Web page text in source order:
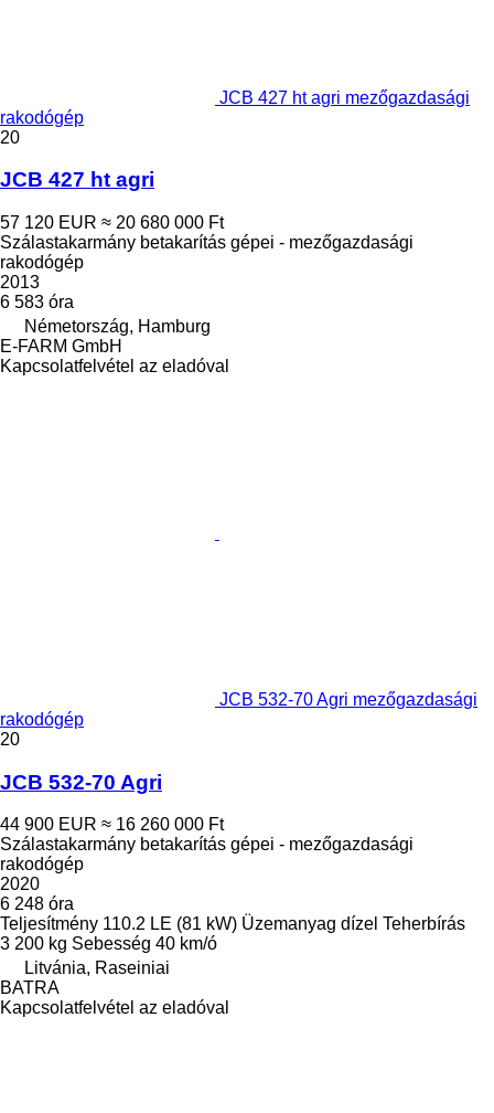
JCB 427 ht agri mezőgazdasági
rakodógép
20
JCB 427 ht agri
57 120 EUR ≈ 20 680 000 Ft
Szálastakarmány betakarítás gépei - mezőgazdasági
rakodógép
2013
6 583 óra
Németország, Hamburg
E-FARM GmbH
Kapcsolatfelvétel az eladóval
JCB 532-70 Agri mezőgazdasági
rakodógép
20
JCB 532-70 Agri
44 900 EUR ≈ 16 260 000 Ft
Szálastakarmány betakarítás gépei - mezőgazdasági
rakodógép
2020
6 248 óra
Teljesítmény 110.2 LE (81 kW) Üzemanyag dízel Teherbírás
3 200 kg Sebesség 40 km/ó
Litvánia, Raseiniai
BATRA
Kapcsolatfelvétel az eladóval